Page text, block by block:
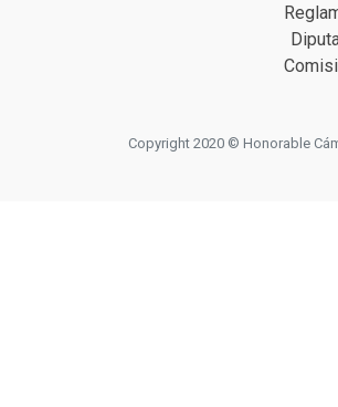
Copyright 2020 © Honorable